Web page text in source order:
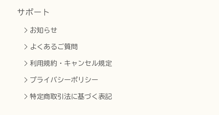
サポート
お知らせ
よくあるご質問
利用規約・キャンセル規定
プライバシーポリシー
特定商取引法に基づく表記